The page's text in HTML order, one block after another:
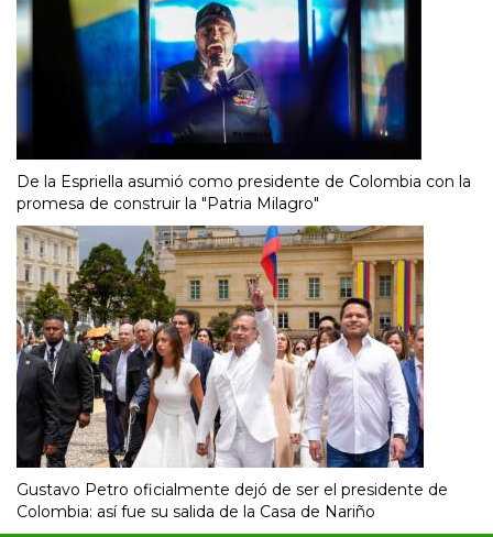
De la Espriella asumió como presidente de Colombia con la
promesa de construir la "Patria Milagro"
Gustavo Petro oficialmente dejó de ser el presidente de
Colombia: así fue su salida de la Casa de Nariño